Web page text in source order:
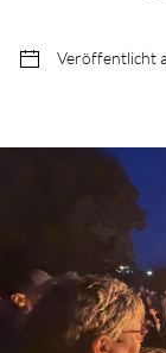
Veröffentlicht